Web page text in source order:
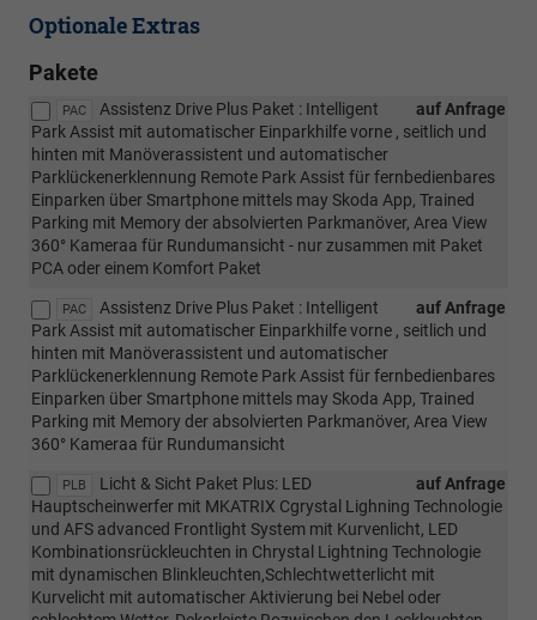
Optionale Extras
Pakete
PAC auf Anfrage
Assistenz Drive Plus Paket : Intelligent
Park Assist mit automatischer Einparkhilfe vorne , seitlich und
hinten mit Manöverassistent und automatischer
Parklückenerklennung Remote Park Assist für fernbedienbares
Einparken über Smartphone mittels may Skoda App, Trained
Parking mit Memory der absolvierten Parkmanöver, Area View
360° Kameraa für Rundumansicht - nur zusammen mit Paket
PCA oder einem Komfort Paket
PAC auf Anfrage
Assistenz Drive Plus Paket : Intelligent
Park Assist mit automatischer Einparkhilfe vorne , seitlich und
hinten mit Manöverassistent und automatischer
Parklückenerklennung Remote Park Assist für fernbedienbares
Einparken über Smartphone mittels may Skoda App, Trained
Parking mit Memory der absolvierten Parkmanöver, Area View
360° Kameraa für Rundumansicht
PLB auf Anfrage
Licht & Sicht Paket Plus: LED
Hauptscheinwerfer mit MKATRIX Cgrystal Lighning Technologie
und AFS advanced Frontlight System mit Kurvenlicht, LED
Kombinationsrückleuchten in Chrystal Lightning Technologie
mit dynamischen Blinkleuchten,Schlechtwetterlicht mit
Kurvelicht mit automatischer Aktivierung bei Nebel oder